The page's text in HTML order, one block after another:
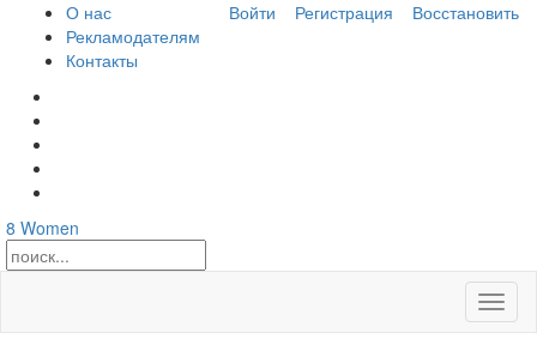
Войти Регистрация Восстановить
О нас
Рекламодателям
Контакты
8 Women
меню